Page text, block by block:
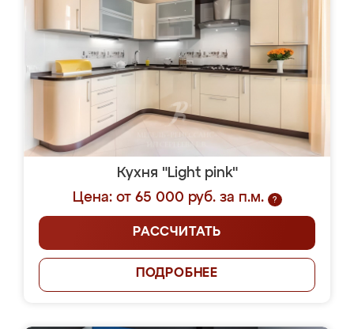
Кухня "Light pink"
Цена: от 65 000 руб. за п.м.
?
РАССЧИТАТЬ
ПОДРОБНЕЕ